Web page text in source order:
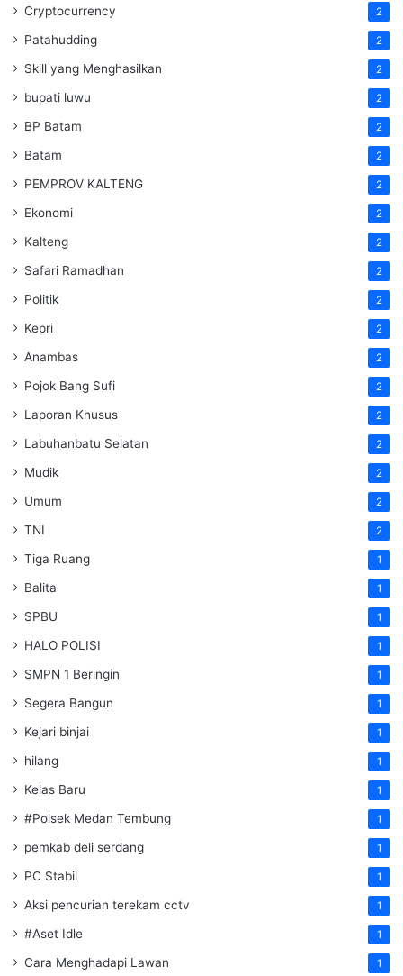
Cryptocurrency 2
Patahudding 2
Skill yang Menghasilkan 2
bupati luwu 2
BP Batam 2
Batam 2
PEMPROV KALTENG 2
Ekonomi 2
Kalteng 2
Safari Ramadhan 2
Politik 2
Kepri 2
Anambas 2
Pojok Bang Sufi 2
Laporan Khusus 2
Labuhanbatu Selatan 2
Mudik 2
Umum 2
TNI 2
Tiga Ruang 1
Balita 1
SPBU 1
HALO POLISI 1
SMPN 1 Beringin 1
Segera Bangun 1
Kejari binjai 1
hilang 1
Kelas Baru 1
#Polsek Medan Tembung 1
pemkab deli serdang 1
PC Stabil 1
Aksi pencurian terekam cctv 1
#Aset Idle 1
Cara Menghadapi Lawan 1